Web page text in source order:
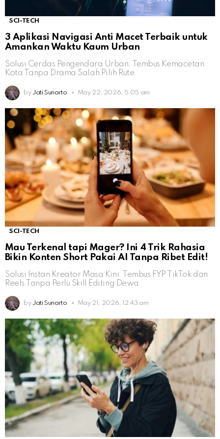
SCI-TECH
3 Aplikasi Navigasi Anti Macet Terbaik untuk
Amankan Waktu Kaum Urban
Solusi Cerdas Pengendara Urban: Tembus Kemacetan
Kota Tanpa Drama Salah Pilih Rute
by Jati Sunarto May 22, 2026, 5:05 am
SCI-TECH
Mau Terkenal tapi Mager? Ini 4 Trik Rahasia
Bikin Konten Short Pakai AI Tanpa Ribet Edit!
Solusi Instan Kreator Masa Kini: Tembus FYP TikTok dan
Reels Tanpa Perlu Skill Editing Dewa
by Jati Sunarto May 21, 2026, 12:43 am